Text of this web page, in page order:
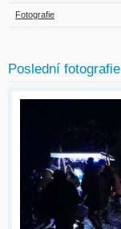
Fotografie
Poslední fotografie